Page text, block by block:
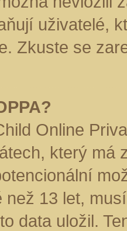
uživatelé,
Zkuste se
Online
který má
než 13 let,
data uložil.